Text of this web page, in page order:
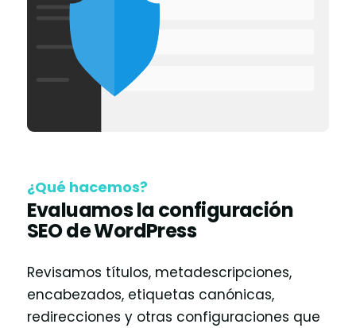
¿Qué hacemos?
Evaluamos la configuración
SEO de WordPress
Revisamos títulos, metadescripciones,
encabezados, etiquetas canónicas,
redirecciones y otras configuraciones que